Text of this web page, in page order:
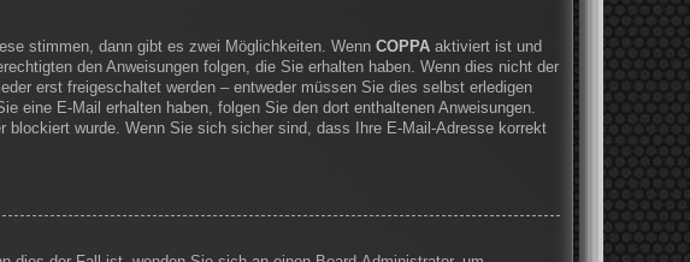
stimmen, dann gibt es zwei Möglichkeiten. Wenn COPPA aktiviert ist und
den Anweisungen folgen, die Sie erhalten haben. Wenn dies nicht der
erst freigeschaltet werden – entweder müssen Sie dies selbst erledigen
eine E-Mail erhalten haben, folgen Sie den dort enthaltenen Anweisungen.
wurde. Wenn Sie sich sicher sind, dass Ihre E-Mail-Adresse korrekt